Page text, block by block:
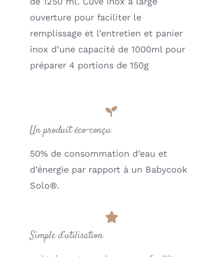
ouverture pour faciliter le
remplissage et l’entretien et panier
inox d’une capacité de 1000ml pour
préparer 4 portions de 150g
Un produit éco-conçu
50% de consommation d’eau et
d’énergie par rapport à un Babycook
Solo®.
Simple d’utilisation